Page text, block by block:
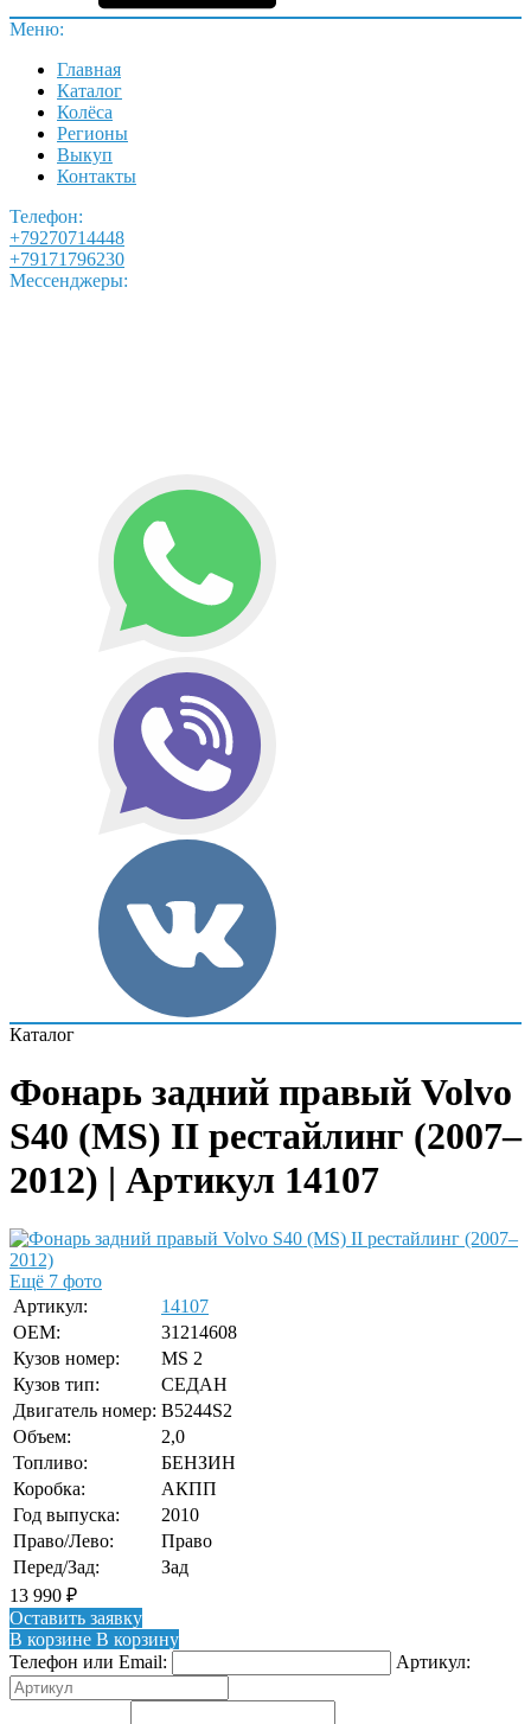
Меню:
Главная
Каталог
Колёса
Регионы
Выкуп
Контакты
Телефон:
+79270714448
+79171796230
Мессенджеры:
Каталог
Фонарь задний правый Volvo
S40 (MS) II рестайлинг (2007–
2012) | Артикул 14107
Ещё 7 фото
Артикул:
14107
OEM:
31214608
Кузов номер:
MS 2
Кузов тип:
СЕДАН
Двигатель номер: B5244S2
Объем:
2,0
Топливо:
БЕНЗИН
Коробка:
АКПП
Год выпуска:
2010
Право/Лево:
Право
Перед/Зад:
Зад
13 990 ₽
Оставить заявку
В корзине В корзину
Телефон или Email:
Артикул: